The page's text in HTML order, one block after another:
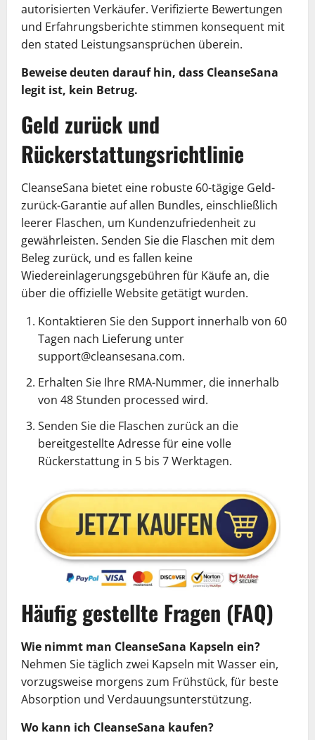
autorisierten Verkäufer. Verifizierte Bewertungen
und Erfahrungsberichte stimmen konsequent mit
den stated Leistungsansprüchen überein.
Beweise deuten darauf hin, dass CleanseSana
legit ist, kein Betrug.
Geld zurück und
Rückerstattungsrichtlinie
CleanseSana bietet eine robuste 60-tägige Geld-
zurück-Garantie auf allen Bundles, einschließlich
leerer Flaschen, um Kundenzufriedenheit zu
gewährleisten. Senden Sie die Flaschen mit dem
Beleg zurück, und es fallen keine
Wiedereinlagerungsgebühren für Käufe an, die
über die offizielle Website getätigt wurden.
Kontaktieren Sie den Support innerhalb von 60
Tagen nach Lieferung unter
support@cleansesana.com.
Erhalten Sie Ihre RMA-Nummer, die innerhalb
von 48 Stunden processed wird.
Senden Sie die Flaschen zurück an die
bereitgestellte Adresse für eine volle
Rückerstattung in 5 bis 7 Werktagen.
Häufig gestellte Fragen (FAQ)
Wie nimmt man CleanseSana Kapseln ein?
Nehmen Sie täglich zwei Kapseln mit Wasser ein,
vorzugsweise morgens zum Frühstück, für beste
Absorption und Verdauungsunterstützung.
Wo kann ich CleanseSana kaufen?